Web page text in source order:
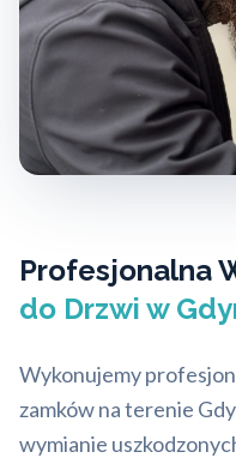
Profesjonalna
do Drzwi w
Wykonujemy
zamków na terenie
wymianie